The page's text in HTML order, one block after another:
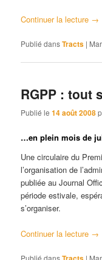
Continuer la lecture →
Publié dansTracts |
RGPP : tout
Publié le14 août 2008
…en plein mois de
Une circulaire du
l’organisation de
publiée au Journal
période estivale,
s’organiser.
Continuer la lecture →